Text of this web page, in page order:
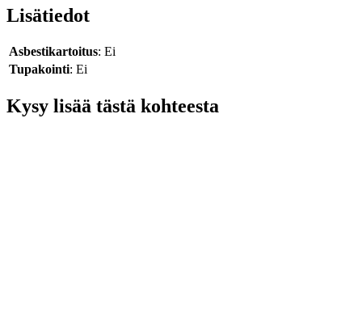
Lisätiedot
Asbestikartoitus: Ei
Tupakointi: Ei
Kysy lisää tästä kohteesta